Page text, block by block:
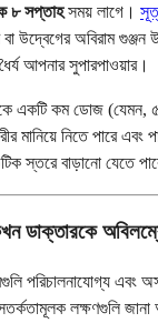
৮ সপ্তাহসময় লাগে।
উদ্বেগের অবিরাম গুঞ্জন
আপনার সুপারপাওয়ার।
কম ডোজ (যেমন, ৫
মানিয়ে নিতে পারে এবং
স্তরে বাড়ানো যেতে
ডাক্তারকে
পরিচালনাযোগ্য এবং
লক্ষণগুলি